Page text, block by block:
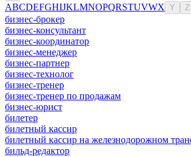
ABCDEFGHIJKLMNOPQRSTUVWX Y Z
бизнес-брокер
бизнес-консультант
бизнес-координатор
бизнес-менеджер
бизнес-партнер
бизнес-технолог
бизнес-тренер
бизнес-тренер по продажам
бизнес-юрист
билетер
билетный кассир
билетный кассир на железнодорожном
бильд-редактор